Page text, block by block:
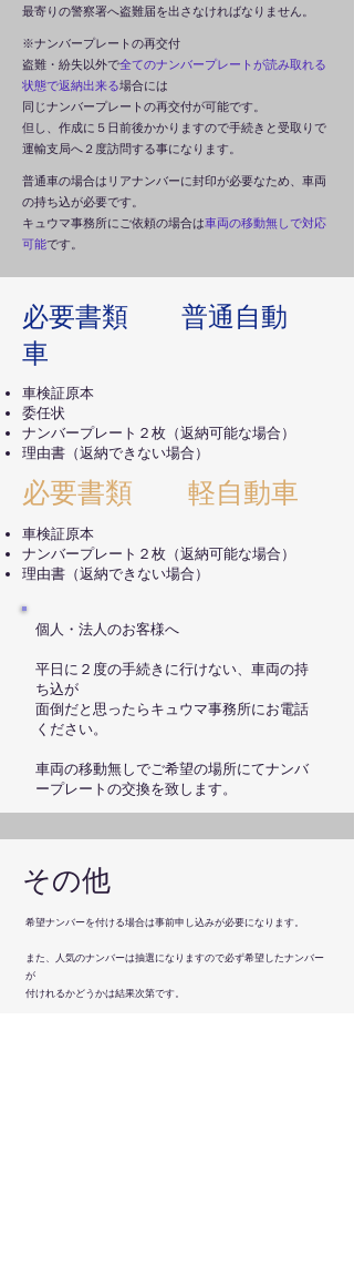
最寄りの警察署へ盗難届を出さなければなりません。​
※ナンバープレートの再交付
盗難・紛失以外で全てのナンバープレートが読み取れる
状態で返納出来る場合には
同じナンバープレートの再交付が可能です。
​但し、作成に５日前後かかりますので手続きと受取りで
運輸支局へ２度訪問する事になります。
普通車の場合はリアナンバーに封印が必要なため、車両
の持ち込が必要です。
​キュウマ事務所にご依頼の場合は車両の移動無しで対応
可能です。
必要書類 普通自動
車
車検証原本​
委任状
ナンバープレート２枚（返納可能な場合）
​理由書（返納できない場合）
必要書類 軽自動車
車検証原本​
ナンバープレート２枚（返納可能な場合）
理由書（返納できない場合）
​個人・法人のお客様へ
平日に２度の手続きに行けない、車両の持
ち込が
面倒だと思ったらキュウマ事務所にお電話
ください。
車両の移動無しでご希望の場所にてナンバ
ープレートの交換を致します。
​その他
希望ナンバーを付ける場合は​事前申し込みが必要になります。
また、人気のナンバーは抽選になりますので必ず希望したナンバー
が
付けれるかどうかは結果次第です。